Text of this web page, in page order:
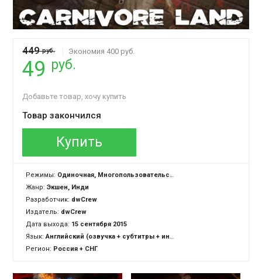
449руб. Экономия 400 руб.
49 руб.
Добавьте товар, хочу купить
Товар закончился
Купить
Режимы: Одиночная, Многопользовательская, Cross-Platform Multiplayer
Жанр:Экшен, Инди
Разработчик: dwCrew
Издатель: dwCrew
Дата выхода: 15 сентября 2015
Язык:Английский (озвучка + субтитры + интерфейс)
Регион: Россия + СНГ